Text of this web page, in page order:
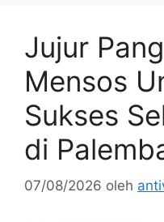
Jujur
Mensos
Sukses
di
07/08/2026 oleh